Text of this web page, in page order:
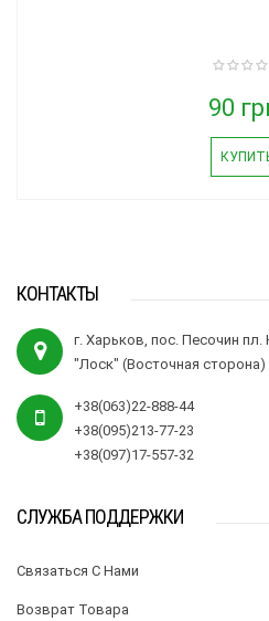
90
КОНТАКТЫ
г. Харьков, пос. Песочин
"Лоск" (Восточная сторона)
+38(063)22-888-44
+38(095)213-77-23
+38(097)17-557-32
СЛУЖБА ПОДДЕРЖКИ
Связаться С Нами
Возврат Товара